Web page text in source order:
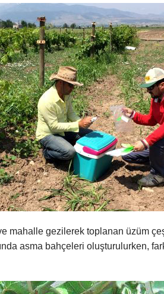
mahalle gezilerek toplanan üzüm
asma bahçeleri oluşturulurken,